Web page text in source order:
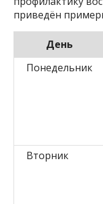
приведён
День
Понедельник
Вторник